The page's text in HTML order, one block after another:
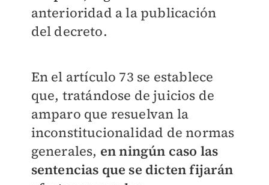
anterioridad a la publicación
del decreto.
En el artículo 73 se establece
que, tratándose de juicios de
amparo que resuelvan la
inconstitucionalidad de normas
generales, en ningún caso las
sentencias que se dicten fijarán